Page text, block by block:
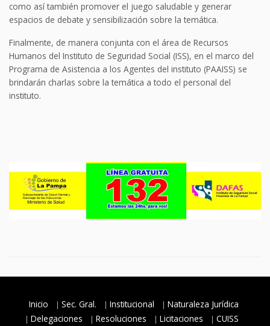
como así también promover el juego saludable y generar
espacios de debate y sensibilización sobre la temática.
Finalmente, de manera conjunta con el área de Recursos
Humanos del Instituto de Seguridad Social (ISS), en el marco del
Programa de Asistencia a los Agentes del instituto (PAAISS) se
brindarán charlas sobre la temática a todo el personal del
instituto.
Inicio Sec. Gral. Institucional
Naturaleza Jurídica
Delegaciones
Resoluciones Licitaciones CUISS